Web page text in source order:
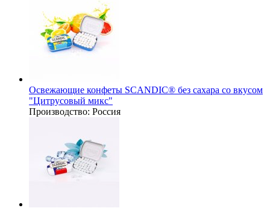
Освежающие конфеты SCANDIC® без сахара со вкусом
"Цитрусовый микс"
Производство: Россия